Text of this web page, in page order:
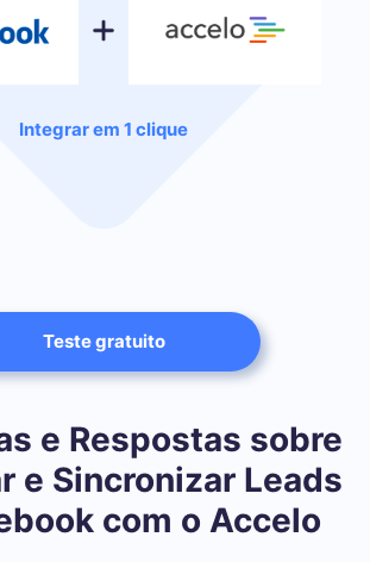
Integrar em 1 clique
Teste gratuito
e Respostas sobre
e Sincronizar Leads
com o Accelo